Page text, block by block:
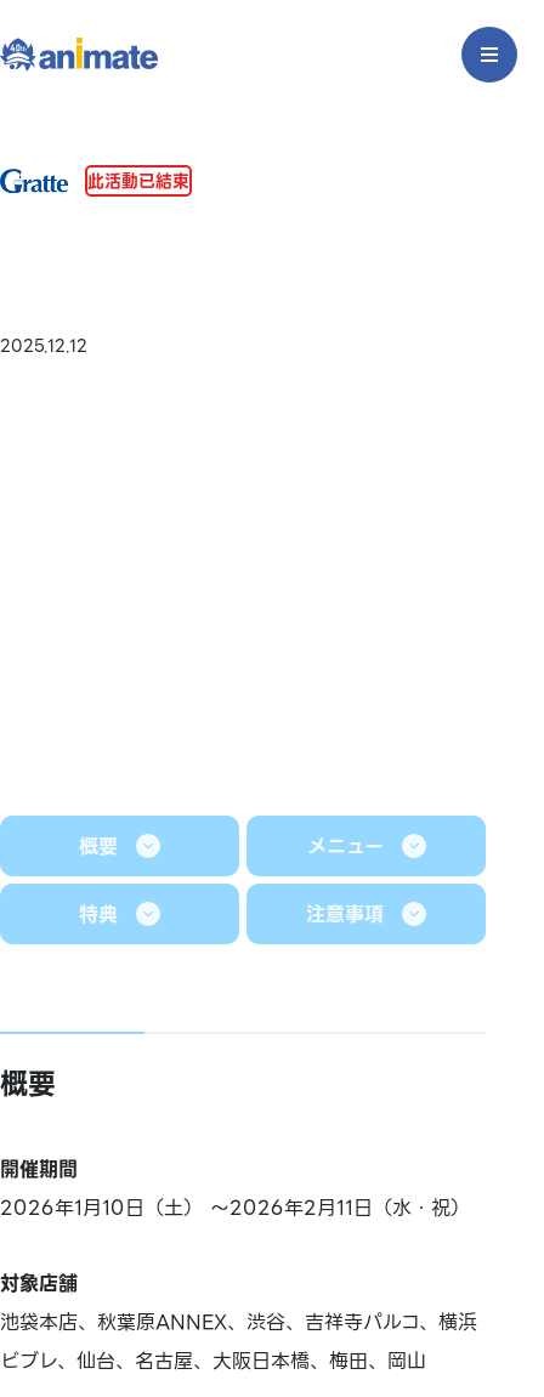
此活動已結束
2025.12.12
概要 メニュー
特典 注意事項
概要
開催期間
2026年1月10日（土） ～2026年2月11日（水・祝）
対象店舗
池袋本店、秋葉原ANNEX、渋谷、吉祥寺パルコ、横浜
ビブレ、仙台、名古屋、大阪日本橋、梅田、岡山